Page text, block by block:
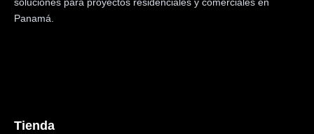
soluciones para proyectos residenciales y comerciales en
Panamá.
Tienda